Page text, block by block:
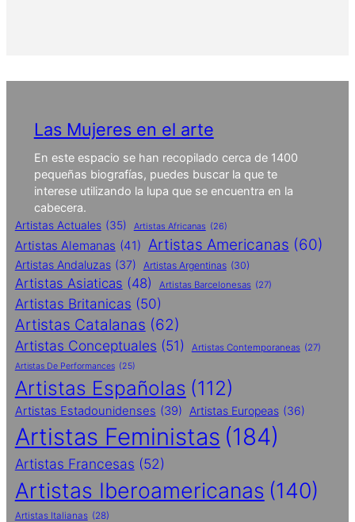
Las Mujeres en el arte
En este espacio se han recopilado cerca de 1400
pequeñas biografías, puedes buscar la que te
interese utilizando la lupa que se encuentra en la
cabecera.
Artistas Actuales (35) Artistas Africanas (26)
Artistas Alemanas (41) Artistas Americanas (60)
Artistas Andaluzas (37) Artistas Argentinas (30)
Artistas Asiaticas (48) Artistas Barcelonesas (27)
Artistas Britanicas (50)
Artistas Catalanas (62)
Artistas Conceptuales (51) Artistas Contemporaneas (27)
Artistas De Performances (25)
Artistas Españolas (112)
Artistas Estadounidenses (39) Artistas Europeas (36)
Artistas Feministas (184)
Artistas Francesas (52)
Artistas Iberoamericanas (140)
Artistas Italianas (28)